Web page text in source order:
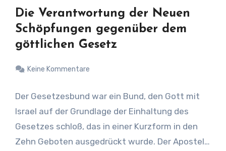
Die Verantwortung der Neuen
Schöpfungen gegenüber dem
göttlichen Gesetz
Keine Kommentare
Der Gesetzesbund war ein Bund, den Gott mit
Israel auf der Grundlage der Einhaltung des
Gesetzes schloß, das in einer Kurzform in den
Zehn Geboten ausgedrückt wurde. Der Apostel